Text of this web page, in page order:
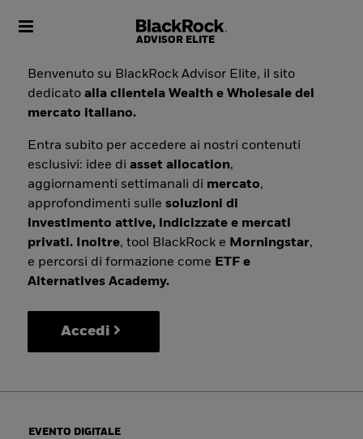
Toggle navigation
Benvenuto su BlackRock Advisor Elite, il sito
dedicatoalla clientela Wealth e Wholesale del
mercato italiano.
Entra subito per accedere ai nostri contenuti
esclusivi: idee diasset allocation,
aggiornamenti settimanali di mercato,
approfondimenti sullesoluzioni di
investimento attive, indicizzate e mercati
privati. Inoltre, tool BlackRock e Morningstar,
e percorsi di formazione come ETF e
Alternatives Academy.
Accedi
EVENTO DIGITALE